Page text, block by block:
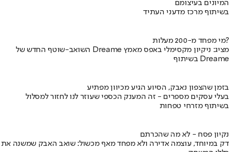
המיונים בעיצומם
בשיתוף מרכז מדעני העתיד
מי מפחד מ-200 מעלות?
השואב-שוטף החדש של Dreame מציג: ניקיון מקסימלי באפס מאמץ
בשיתוף Dreame
בזמן שהצפון נאבק, הסיוע הגיע מכיוון מפתיע
בעלי עסקים מספרים - זה המענק הכספי שעוזר לנו לחזור למסלול
בשיתוף מזרחי טפחות
נקיון פסח - לא מה שהכרתם
דק במיוחד, עוצמה אדירה ולא מפחד מאף מכשול: שואב האבק שמשנה את